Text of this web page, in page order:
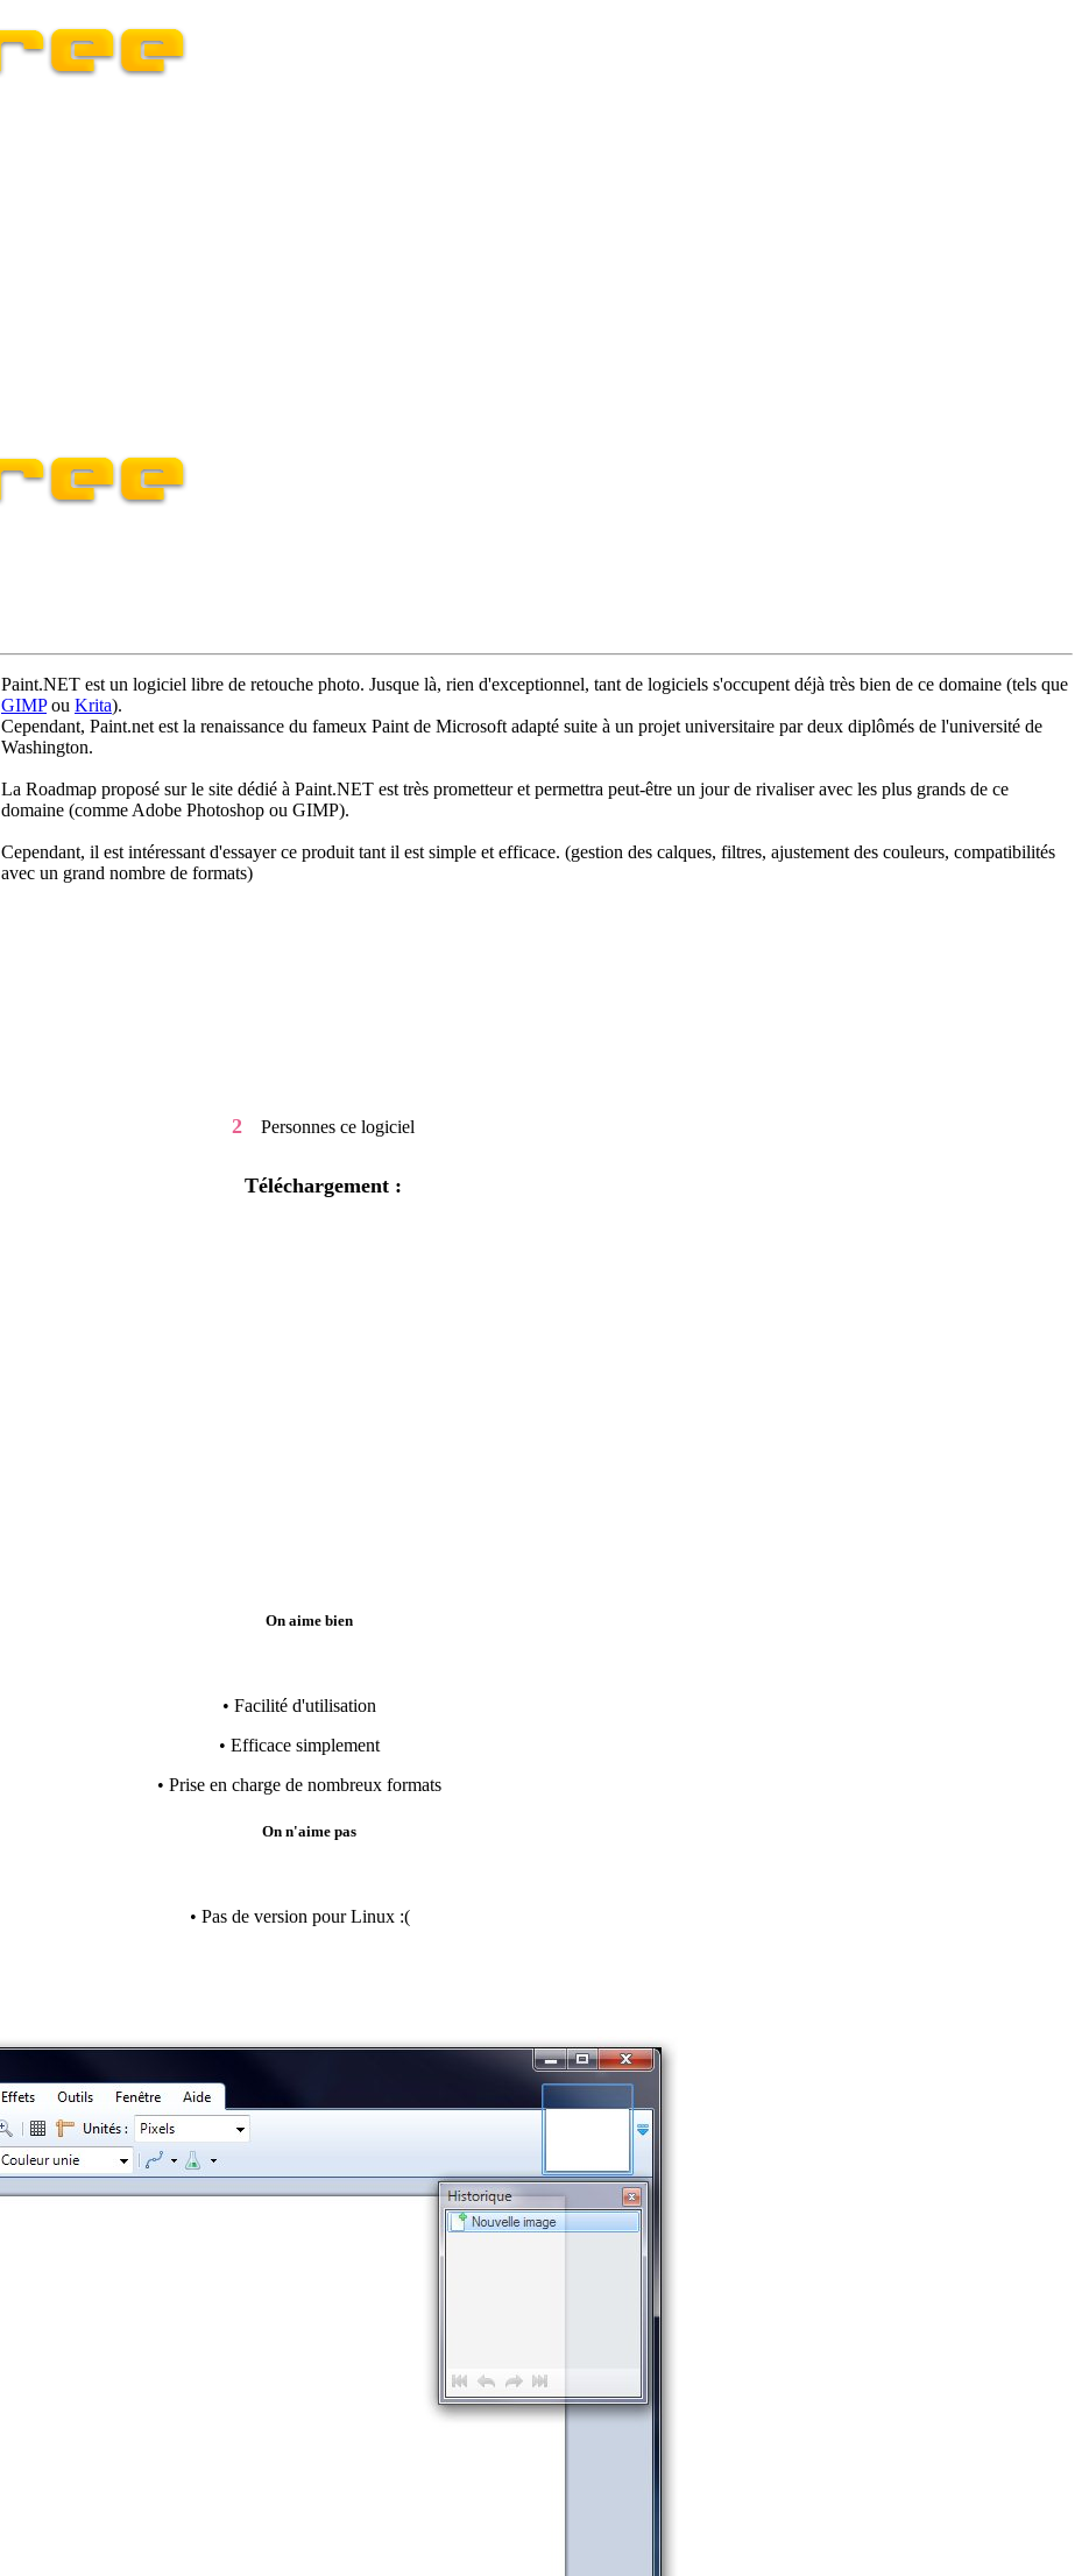
Paint.NET est un logiciel libre de retouche photo. Jusque là, rien d'exceptionnel, tant de logiciels s'occupent déjà très bien de ce domaine (tels que
GIMPou Krita).
Cependant, Paint.net est la renaissance du fameux Paint de Microsoft adapté suite à un projet universitaire par deux diplômés de l'université de
Washington.
La Roadmap proposé sur le site dédié à Paint.NET est très prometteur et permettra peut-être un jour de rivaliser avec les plus grands de ce
domaine (comme Adobe Photoshop ou GIMP).
Cependant, il est intéressant d'essayer ce produit tant il est simple et efficace. (gestion des calques, filtres, ajustement des couleurs, compatibilités
avec un grand nombre de formats)
2Personnes ce logiciel
Téléchargement :
On aime bien
• Facilité d'utilisation
• Efficace simplement
• Prise en charge de nombreux formats
On n'aime pas
• Pas de version pour Linux :(